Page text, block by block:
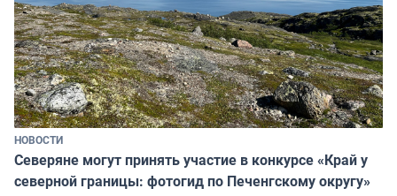
НОВОСТИ
Северяне могут принять участие в конкурсе «Край у
северной границы: фотогид по Печенгскому округу»